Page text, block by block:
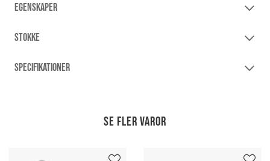
EGENSKAPER
STOKKE
SPECIFIKATIONER
Se fler varor